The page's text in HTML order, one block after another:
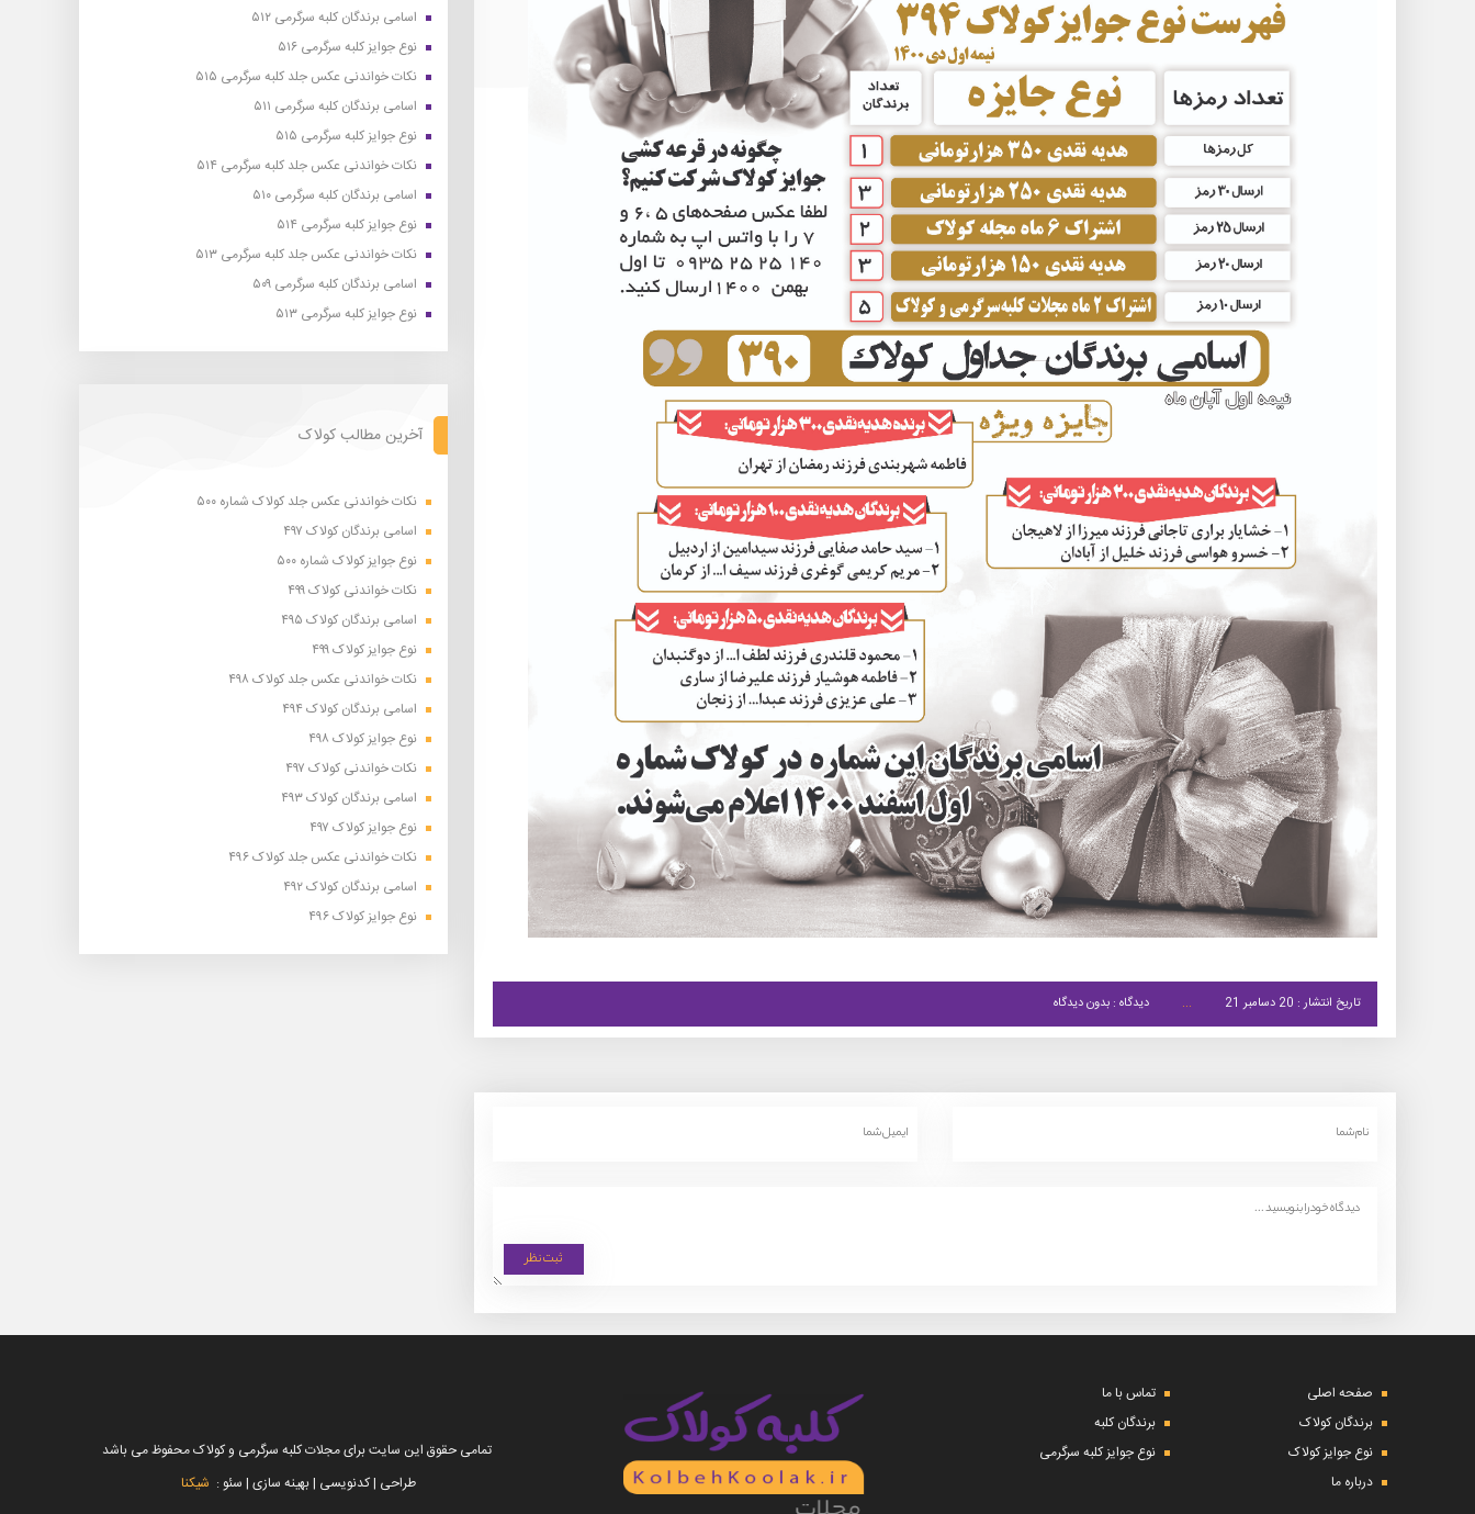
تاریخ انتشار : 20 دسامبر 21 دیدگاه : بدون دیدگاه
اسامی برندگان کلبه سرگرمی ۵۱۲
نوع جوایز کلبه سرگرمی ۵۱۶
نکات خواندنی عکس جلد کلبه سرگرمی ۵۱۵
اسامی برندگان کلبه سرگرمی ۵۱۱
نوع جوایز کلبه سرگرمی ۵۱۵
نکات خواندنی عکس جلد کلبه سرگرمی ۵۱۴
اسامی برندگان کلبه سرگرمی ۵۱۰
نوع جوایز کلبه سرگرمی ۵۱۴
نکات خواندنی عکس جلد کلبه سرگرمی ۵۱۳
اسامی برندگان کلبه سرگرمی ۵۰۹
نوع جوایز کلبه سرگرمی ۵۱۳
آخرین مطالب کولاک
نکات خواندنی عکس جلد کولاک شماره ۵۰۰
اسامی برندگان کولاک ۴۹۷
نوع جوایز کولاک شماره ۵۰۰
نکات خواندنی کولاک ۴۹۹
اسامی برندگان کولاک ۴۹۵
نوع جوایز کولاک ۴۹۹
نکات خواندنی عکس جلد کولاک ۴۹۸
اسامی برندگان کولاک ۴۹۴
نوع جوایز کولاک ۴۹۸
نکات خواندنی کولاک ۴۹۷
اسامی برندگان کولاک ۴۹۳
نوع جوایز کولاک ۴۹۷
نکات خواندنی عکس جلد کولاک ۴۹۶
اسامی برندگان کولاک ۴۹۲
نوع جوایز کولاک ۴۹۶
صفحه اصلی
تماس با ما
برندگان کولاک
برندگان کلبه
نوع جوایز کولاک
نوع جوایز کلبه سرگرمی
درباره ما
تمامی حقوق این سایت برای مجلات کلبه سرگرمی و کولاک محفوظ می باشد
طراحی | کدنویسی | بهینه سازی | سئو : شیکنا